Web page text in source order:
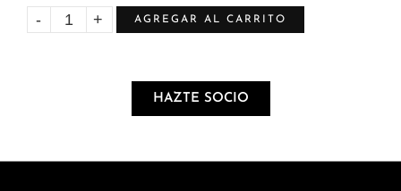
AGREGAR AL CARRITO
HAZTE SOCIO